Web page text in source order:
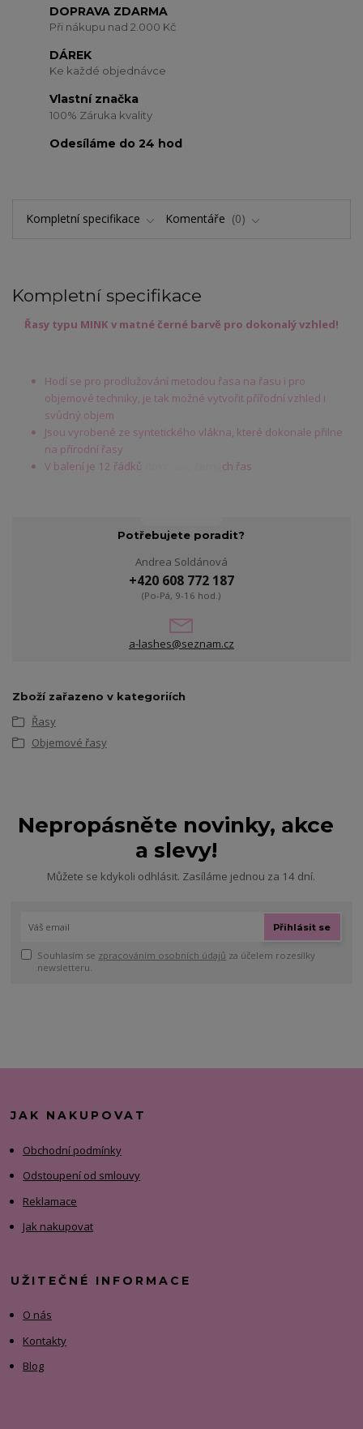
DOPRAVA ZDARMA
Při nákupu nad 2.000 Kč
DÁREK
Ke každé objednávce
Vlastní značka
100% Záruka kvality
Odesíláme do 24 hod
Kompletní specifikace Komentáře 0
Kompletní specifikace
Řasy typu MINK v matné černé barvě pro dokonalý vzhled!
Hodí se pro prodlužování metodou řasa na řasu i pro
objemové techniky, je tak možné vytvořit přířodní vzhled i
svůdný objem
Jsou vyrobené ze syntetického vlákna, které dokonale přilne
na přírodní řasy
V balení je 12 řádků dokonale černých řas
Potřebujete poradit?
Andrea Soldánová
+420 608 772 187
(Po-Pá, 9-16 hod.)
a-lashes@seznam.cz
Zboží zařazeno v kategoriích
Řasy
Objemové řasy
Nepropásněte novinky, akce
a slevy!
Můžete se kdykoli odhlásit. Zasíláme jednou za 14 dní.
Přihlásit se
Souhlasím se zpracováním osobních údajů za účelem rozesílky
newsletteru.
JAK NAKUPOVAT
Obchodní podmínky
Odstoupení od smlouvy
Reklamace
Jak nakupovat
UŽITEČNÉ INFORMACE
O nás
Kontakty
Blog